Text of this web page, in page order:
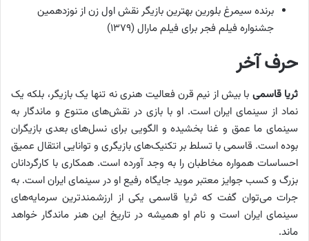
برنده سیمرغ بلورین بهترین بازیگر نقش اول زن از نوزدهمین
جشنواره فیلم فجر برای فیلم مارال (۱۳۷۹)
حرف آخر
ثریا قاسمی با بیش از نیم قرن فعالیت هنری نه تنها یک بازیگر، بلکه یک
نماد از سینمای ایران است. او با بازی در نقش‌های متنوع و ماندگار به
سینمای ما عمق و غنا بخشیده و الگویی برای نسل‌های بعدی بازیگران
بوده است. قاسمی با تسلط بر تکنیک‌های بازیگری و توانایی انتقال عمیق
احساسات همواره مخاطبان را به وجد آورده است. همکاری با کارگردانان
بزرگ و کسب جوایز معتبر موید جایگاه رفیع او در سینمای ایران است. به
جرات می‌توان گفت که ثریا قاسمی یکی از ارزشمندترین سرمایه‌های
سینمای ایران است و نام او همیشه در تاریخ این هنر ماندگار خواهد
ماند.